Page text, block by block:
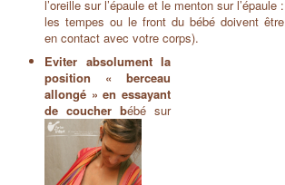
l’oreille sur l’épaule et le menton sur l’épaule :
les tempes ou le front du bébé doivent être
en contact avec votre corps).
Eviter absolument la
position « berceau
allongé » en essayant
de coucher bébé sur